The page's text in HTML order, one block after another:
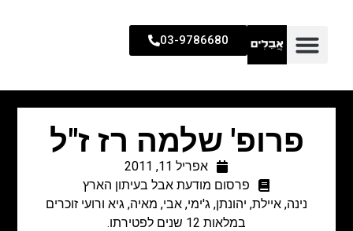
03-9786680
פרופ' שלמה רז ז"ל
אפריל 11, 2011
פרסום מודעת אבל בעיתון הארץ
נינה, איילת, יהונתן, ג'ימי, אבי, מאיה, גיא ורועי זוכרים
במלאות 12 שנים לפטירתו.